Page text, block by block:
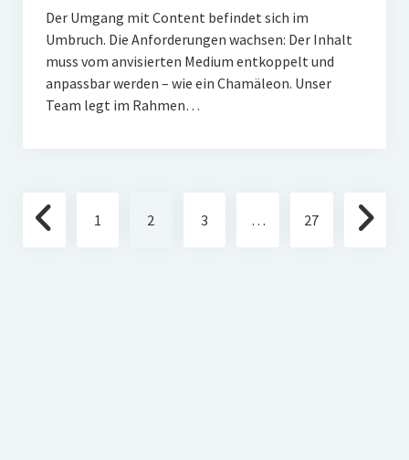
Der Umgang mit Content befindet sich im
Umbruch. Die Anforderungen wachsen: Der Inhalt
muss vom anvisierten Medium entkoppelt und
anpassbar werden – wie ein Chamäleon. Unser
Team legt im Rahmen…
Seitennummerierung
1 2 3 … 27